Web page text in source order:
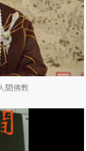
間佛教